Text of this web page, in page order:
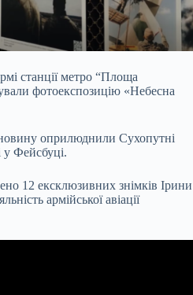
станції метро “Площа
фотоекспозицію «Небесна
оприлюднили Сухопутні
у Фейсбуці.
12 ексклюзивних знімків Ірини
армійської авіації